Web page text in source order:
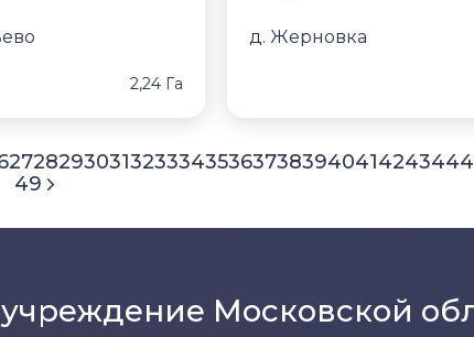
2,24 Га
д. Жерновка
272829303132333435363738394041424344
49
Московской